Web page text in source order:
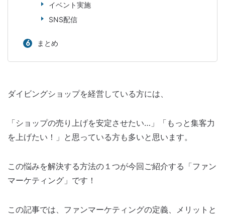
イベント実施
SNS配信
まとめ
ダイビングショップを経営している方には、
「ショップの売り上げを安定させたい…」「もっと集客力
を上げたい！」と思っている方も多いと思います。
この悩みを解決する方法の１つが今回ご紹介する「ファン
マーケティング」です！
この記事では、ファンマーケティングの定義、メリットと